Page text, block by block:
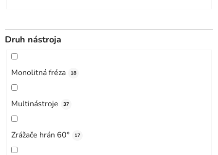
Druh nástroja
Monolitná fréza 18
Multinástroje 37
Zrážače hrán 60° 17